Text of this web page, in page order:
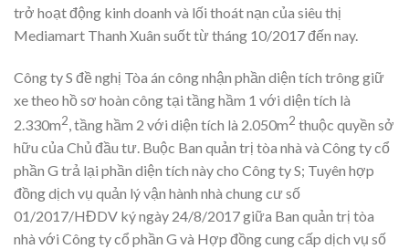
trở hoạt động kinh doanh và lối thoát nạn của siêu thị
Mediamart Thanh Xuân suốt từ tháng 10/2017 đến nay.
Công ty S đề nghị Tòa án công nhận phần diện tích trông giữ
xe theo hồ sơ hoàn công tại tầng hầm 1 với diện tích là
2.330m2, tầng hầm 2 với diện tích là 2.050m2 thuộc quyền sở
hữu của Chủ đầu tư. Buộc Ban quản trị tòa nhà và Công ty cổ
phần G trả lại phần diện tích này cho Công ty S; Tuyên hợp
đồng dịch vụ quản lý vận hành nhà chung cư số
01/2017/HĐDV ký ngày 24/8/2017 giữa Ban quản trị tòa
nhà với Công ty cổ phần G và Hợp đồng cung cấp dịch vụ số